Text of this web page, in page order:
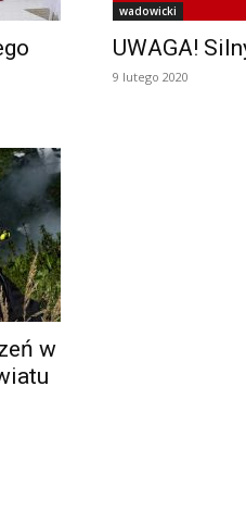
wadowicki
UWAGA!
9 lutego 2020
w